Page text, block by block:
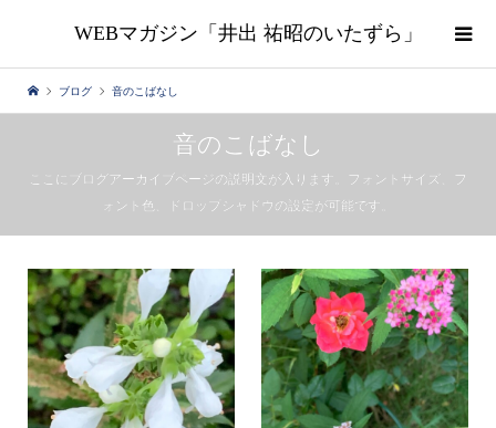
WEBマガジン「井出 祐昭のいたずら」
ブログ 音のこばなし
音のこばなし
ここにブログアーカイブページの説明文が入ります。フォントサイズ、フ
ォント色、ドロップシャドウの設定が可能です。